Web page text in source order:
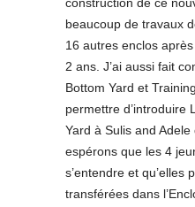
beaucoup de travaux
16 autres enclos
2 ans. J’ai aussi fait
Bottom Yard et
permettre d’introduire
Yard à Sulis and
espérons que les 4
s’entendre et qu’elles
transférées dans